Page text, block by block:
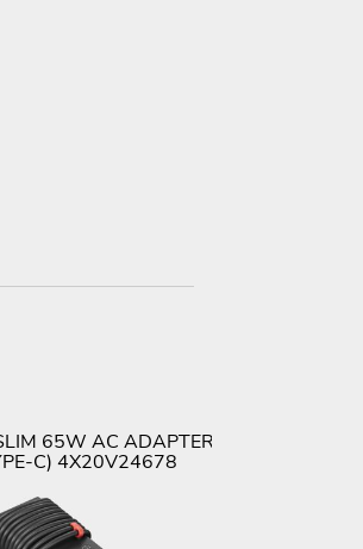
65W AC ADAPTER
C) 4X20V24678